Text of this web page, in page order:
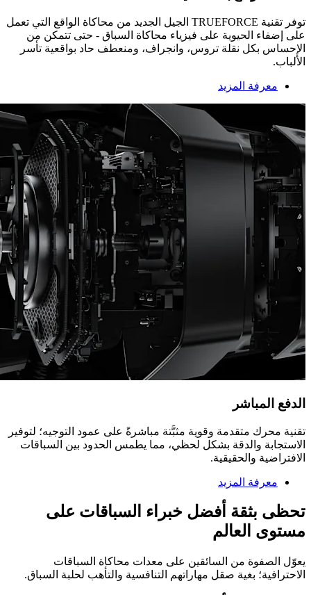
توفر تقنية ‏TRUEFORCE‏ الجيل الجديد من محاكاة الواقع التي تعمل
على إضفاء الحيوية على فيزياء محاكاة السباق - حتى تتمكن من
الإحساس بكل نقلة تروس، وانجراف، ومنعطف حاد بواقعية تأسر
الألباب.
معرفة المزيد
الدفع المباشر
تقنية محرك متقدمة وقوية مثبَّتة مباشرةً على عمود التوجيه؛ لتوفير
الاستجابة والدقة بشكل لحظي، مما يطمس الحدود بين السباقات
الافتراضية والحقيقية.
معرفة المزيد
تحظى بثقة أفضل خبراء السباقات على
مستوى العالم
يعوّل الصفوة من السائقين على معدات محاكاة السباقات
الاحترافية؛ بغية صقل مهاراتهم التنافسية والتأهب لحلبة السباق.